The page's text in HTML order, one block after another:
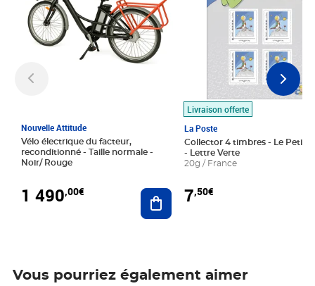
Nouvelle Attitude
Vélo électrique du facteur,
reconditionné - Taille normale -
Noir/ Rouge
1 490,00€ Ajouter au panier
Livraison offerte
La Poste
Collector 4 timbres - Le Petit
- Lettre Verte
20g / France
7,50€
Vous pourriez également aimer